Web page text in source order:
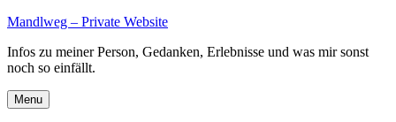
Skip
content
Mandlweg – Private Website
Infos zu meiner Person, Gedanken, Erlebnisse und was mir sonst
noch so einfällt.
Menu